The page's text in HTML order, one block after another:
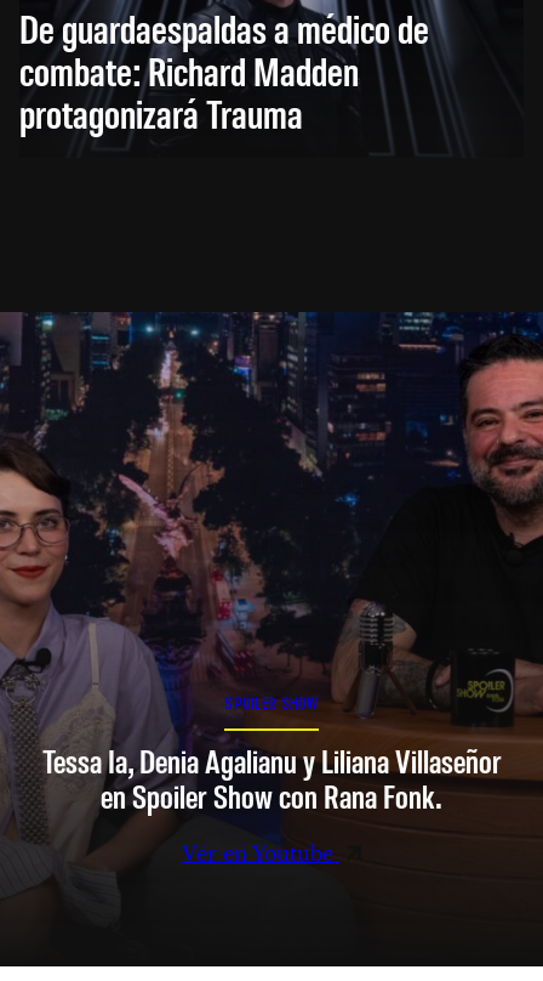
De guardaespaldas a médico de
combate: Richard Madden
protagonizará Trauma
SPOILER SHOW
Tessa Ia, Denia Agalianu y Liliana Villaseñor
en Spoiler Show con Rana Fonk.
Ver en Youtube